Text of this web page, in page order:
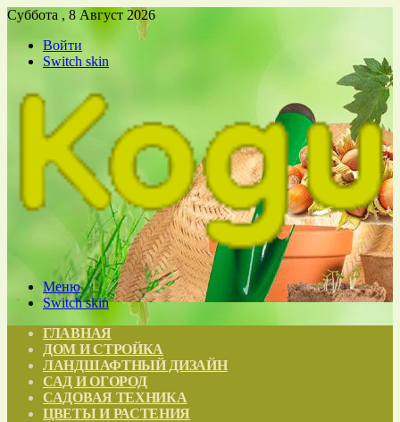
Суббота , 8 Август 2026
Войти
Switch skin
Меню
Switch skin
ГЛАВНАЯ
ДОМ И СТРОЙКА
ЛАНДШАФТНЫЙ ДИЗАЙН
САД И ОГОРОД
САДОВАЯ ТЕХНИКА
ЦВЕТЫ И РАСТЕНИЯ